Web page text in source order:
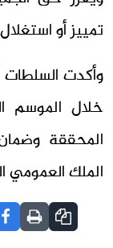
تمييز أو
وأكدت
خلال الموسم
المحققة
الملك العمومي